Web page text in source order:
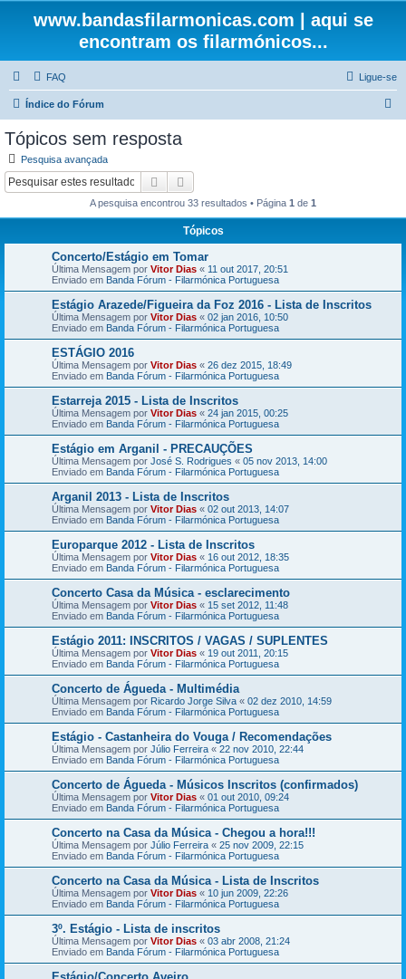
www.bandasfilarmonicas.com | aqui se
encontram os filarmónicos...
FAQ Ligue-se
Índice do Fórum
Tópicos sem resposta
Pesquisa avançada
Pesquisar
A pesquisa encontrou 33 resultados • Página 1 de 1
Tópicos
Concerto/Estágio em Tomar
Última Mensagem por Vitor Dias « 11 out 2017, 20:51
Enviado em Banda Fórum - Filarmónica Portuguesa
Estágio Arazede/Figueira da Foz 2016 - Lista de Inscritos
Última Mensagem por Vitor Dias « 02 jan 2016, 10:50
Enviado em Banda Fórum - Filarmónica Portuguesa
ESTÁGIO 2016
Última Mensagem por Vitor Dias « 26 dez 2015, 18:49
Enviado em Banda Fórum - Filarmónica Portuguesa
Estarreja 2015 - Lista de Inscritos
Última Mensagem por Vitor Dias « 24 jan 2015, 00:25
Enviado em Banda Fórum - Filarmónica Portuguesa
Estágio em Arganil - PRECAUÇÕES
Última Mensagem por José S. Rodrigues « 05 nov 2013, 14:00
Enviado em Banda Fórum - Filarmónica Portuguesa
Arganil 2013 - Lista de Inscritos
Última Mensagem por Vitor Dias « 02 out 2013, 14:07
Enviado em Banda Fórum - Filarmónica Portuguesa
Europarque 2012 - Lista de Inscritos
Última Mensagem por Vitor Dias « 16 out 2012, 18:35
Enviado em Banda Fórum - Filarmónica Portuguesa
Concerto Casa da Música - esclarecimento
Última Mensagem por Vitor Dias « 15 set 2012, 11:48
Enviado em Banda Fórum - Filarmónica Portuguesa
Estágio 2011: INSCRITOS / VAGAS / SUPLENTES
Última Mensagem por Vitor Dias « 19 out 2011, 20:15
Enviado em Banda Fórum - Filarmónica Portuguesa
Concerto de Águeda - Multimédia
Última Mensagem por Ricardo Jorge Silva « 02 dez 2010, 14:59
Enviado em Banda Fórum - Filarmónica Portuguesa
Estágio - Castanheira do Vouga / Recomendações
Última Mensagem por Júlio Ferreira « 22 nov 2010, 22:44
Enviado em Banda Fórum - Filarmónica Portuguesa
Concerto de Águeda - Músicos Inscritos (confirmados)
Última Mensagem por Vitor Dias « 01 out 2010, 09:24
Enviado em Banda Fórum - Filarmónica Portuguesa
Concerto na Casa da Música - Chegou a hora!!!
Última Mensagem por Júlio Ferreira « 25 nov 2009, 22:15
Enviado em Banda Fórum - Filarmónica Portuguesa
Concerto na Casa da Música - Lista de Inscritos
Última Mensagem por Vitor Dias « 10 jun 2009, 22:26
Enviado em Banda Fórum - Filarmónica Portuguesa
3º. Estágio - Lista de inscritos
Última Mensagem por Vitor Dias « 03 abr 2008, 21:24
Enviado em Banda Fórum - Filarmónica Portuguesa
Estágio/Concerto Aveiro